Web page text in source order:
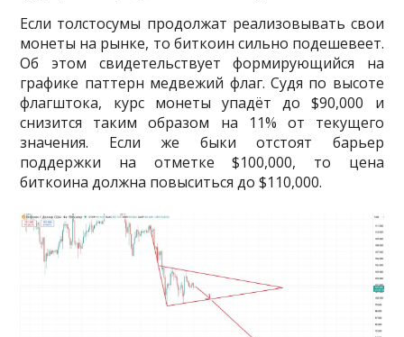
Если толстосумы продолжат реализовывать свои
монеты на рынке, то биткоин сильно подешевеет.
Об этом свидетельствует формирующийся на
графике паттерн медвежий флаг. Судя по высоте
флагштока, курс монеты упадёт до $90,000 и
снизится таким образом на 11% от текущего
значения. Если же быки отстоят барьер
поддержки на отметке $100,000, то цена
биткоина должна повыситься до $110,000.